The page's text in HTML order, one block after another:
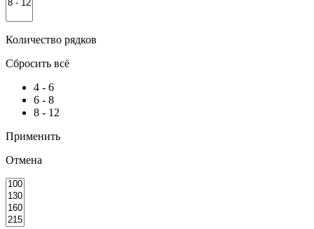
Количество рядков
Сбросить всё
4 - 6
6 - 8
8 - 12
Применить
Отмена